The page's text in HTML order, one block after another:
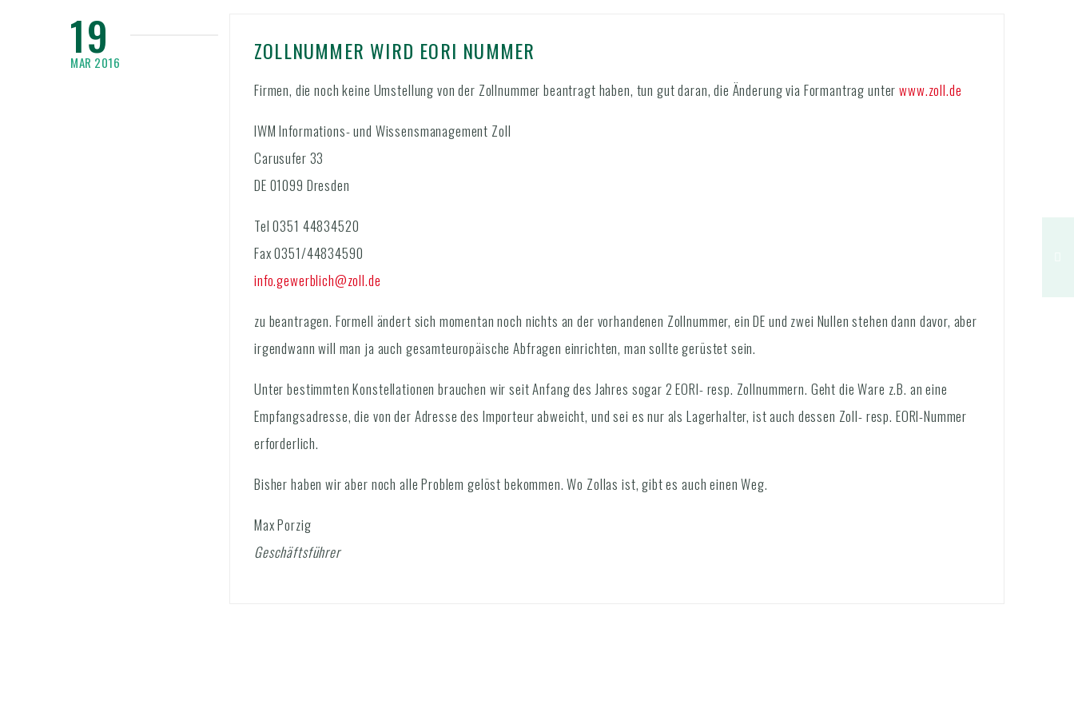
ZOLLNUMMER WIRD EORI NUMMER
Firmen, die noch keine Umstellung von der Zollnummer beantragt haben, tun gut daran, die Änderung via Formantrag unterwww.zoll.de
IWM Informations- und Wissensmanagement Zoll
Carusufer 33
DE 01099 Dresden
Tel 0351 44834520
Fax 0351/44834590
info.gewerblich@zoll.de
zu beantragen. Formell ändert sich momentan noch nichts an der vorhandenen Zollnummer, ein DE und zwei Nullen stehen dann davor, aber
irgendwann will man ja auch gesamteuropäische Abfragen einrichten, man sollte gerüstet sein.
Unter bestimmten Konstellationen brauchen wir seit Anfang des Jahres sogar 2 EORI- resp. Zollnummern. Geht die Ware z.B. an eine
Empfangsadresse, die von der Adresse des Importeur abweicht, und sei es nur als Lagerhalter, ist auch dessen Zoll- resp. EORI-Nummer
erforderlich.
Bisher haben wir aber noch alle Problem gelöst bekommen. Wo Zollas ist, gibt es auch einen Weg.
Max Porzig
Geschäftsführer
19
MAR 2016